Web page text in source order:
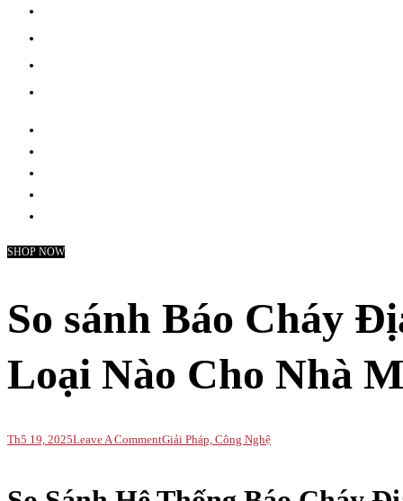
SHOP NOW
So sánh Báo Cháy
Loại Nào Cho Nhà
Th5 19, 2025Leave A CommentOn
Báo
Giải Pháp, Công Nghệ